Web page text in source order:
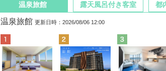
温泉旅館
温泉旅館 更新日時：2026/08/06 12:00
露天風呂付き客室 都